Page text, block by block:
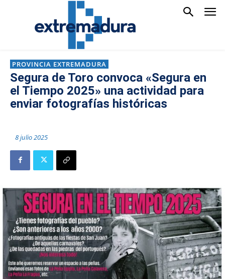
PROVINCIA EXTREMADURA
Segura de Toro convoca «Segura en
el Tiempo 2025» una actividad para
enviar fotografías históricas
8 julio 2025